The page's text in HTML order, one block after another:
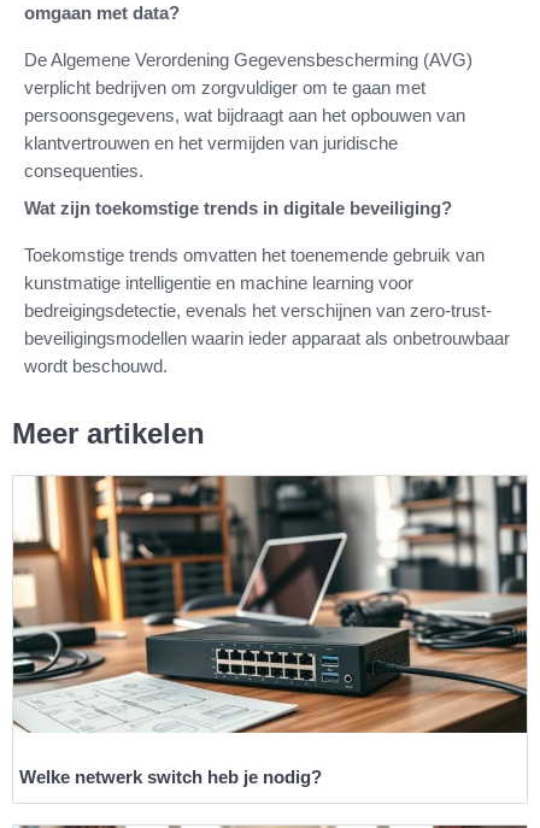
omgaan met data?
De Algemene Verordening Gegevensbescherming (AVG)
verplicht bedrijven om zorgvuldiger om te gaan met
persoonsgegevens, wat bijdraagt aan het opbouwen van
klantvertrouwen en het vermijden van juridische
consequenties.
Wat zijn toekomstige trends in digitale beveiliging?
Toekomstige trends omvatten het toenemende gebruik van
kunstmatige intelligentie en machine learning voor
bedreigingsdetectie, evenals het verschijnen van zero-trust-
beveiligingsmodellen waarin ieder apparaat als onbetrouwbaar
wordt beschouwd.
Meer artikelen
Welke netwerk switch heb je nodig?